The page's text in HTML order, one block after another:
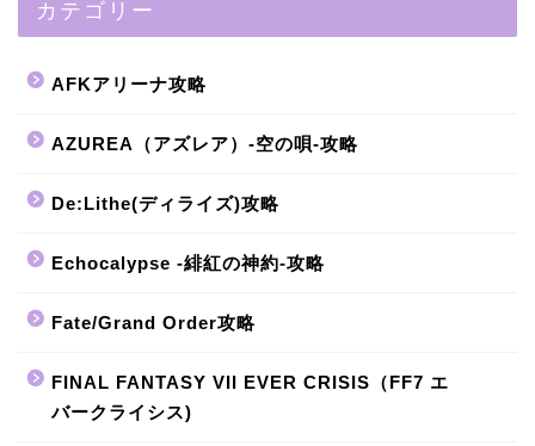
カテゴリー
AFKアリーナ攻略
AZUREA（アズレア）-空の唄-攻略
De:Lithe(ディライズ)攻略
Echocalypse -緋紅の神約-攻略
Fate/Grand Order攻略
FINAL FANTASY VII EVER CRISIS（FF7 エ
バークライシス)